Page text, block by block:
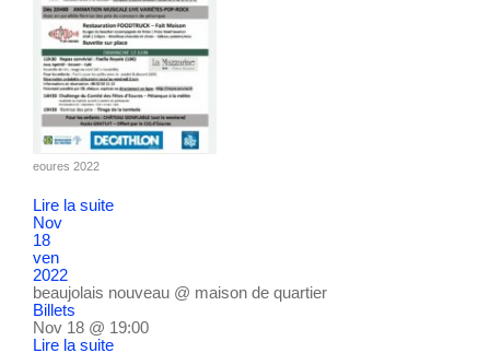
eoures 2022
Lire la suite
Nov
18
ven
2022
beaujolais nouveau @ maison de quartier
Billets
Nov 18 @ 19:00
Lire la suite